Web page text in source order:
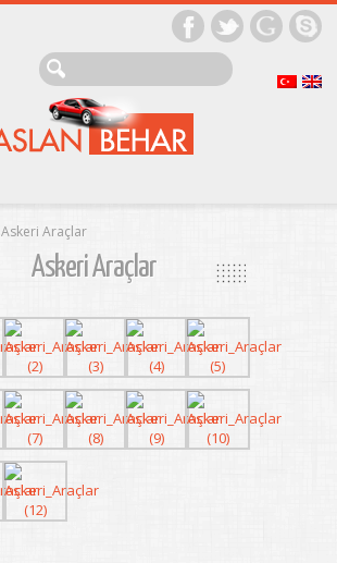
Askeri Araçlar
Askeri Araçlar